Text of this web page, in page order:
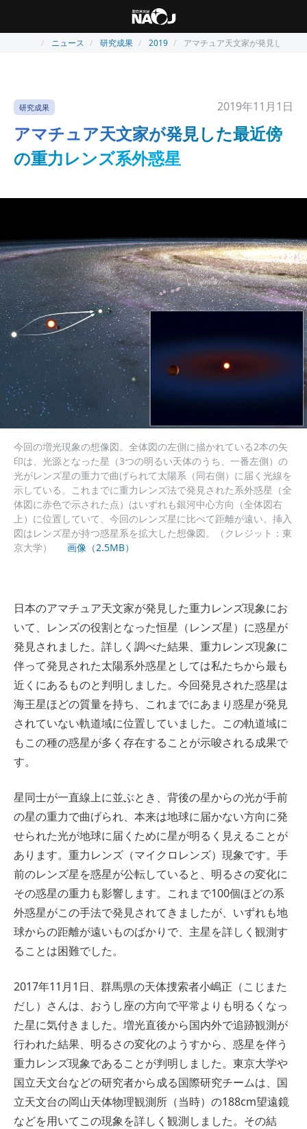
ニュース 研究成果 2019 アマチュア天文家が発見した最
研究成果 2019年11月1日
アマチュア天文家が発見した最近傍
の重力レンズ系外惑星
今回の増光現象の想像図。全体図の左側に描かれている2本の矢
印は、光源となった星（3つの明るい天体のうち、一番左側）の
光がレンズ星の重力で曲げられて太陽系（同右側）に届く光線を
示している。これまでに重力レンズ法で発見された系外惑星（全
体図に赤色で示された点）はいずれも銀河中心方向（全体図右
上）に位置していて、今回のレンズ星に比べて距離が遠い。挿入
図はレンズ星が持つ惑星系を拡大した想像図。（クレジット：東
京大学）
画像（2.5MB）
日本のアマチュア天文家が発見した重力レンズ現象にお
いて、レンズの役割となった恒星（レンズ星）に惑星が
発見されました。詳しく調べた結果、重力レンズ現象に
伴って発見された太陽系外惑星としては私たちから最も
近くにあるものと判明しました。今回発見された惑星は
海王星ほどの質量を持ち、これまでにあまり惑星が発見
されていない軌道域に位置していました。この軌道域に
もこの種の惑星が多く存在することが示唆される成果で
す。
星同士が一直線上に並ぶとき、背後の星からの光が手前
の星の重力で曲げられ、本来は地球に届かない方向に発
せられた光が地球に届くために星が明るく見えることが
あります。重力レンズ（マイクロレンズ）現象です。手
前のレンズ星を惑星が公転していると、明るさの変化に
その惑星の重力も影響します。これまで100個ほどの系
外惑星がこの手法で発見されてきましたが、いずれも地
球からの距離が遠いものばかりで、主星を詳しく観測す
ることは困難でした。
2017年11月1日、群馬県の天体捜索者小嶋正（こじまた
だし）さんは、おうし座の方向で平常よりも明るくなっ
た星に気付きました。増光直後から国内外で追跡観測が
行われた結果、明るさの変化のようすから、惑星を伴う
重力レンズ現象であることが判明しました。東京大学や
国立天文台などの研究者から成る国際研究チームは、国
立天文台の岡山天体物理観測所（当時）の188cm望遠鏡
などを用いてこの現象を詳しく観測しました。その結